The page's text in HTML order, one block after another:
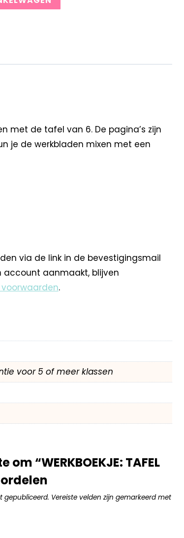
met de tafel van 6. De pagina’s zijn
je de werkbladen mixen met een
via de link in de bevestigingsmail
account aanmaakt, blijven
.
voor 5 of meer klassen
om “WERKBOEKJE: TAFEL
gepubliceerd. Vereiste velden zijn gemarkeerd met